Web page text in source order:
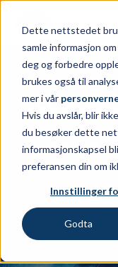
Dette nettstedet
samle informasjon
deg og forbedre
brukes også til
mer i vår
Hvis du avslår, blir
du besøker dette
informasjonskapsel
preferansen din om
Innstillinger
Godta